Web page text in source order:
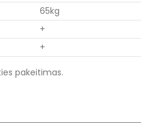
65kg
+
+
pakeitimas.